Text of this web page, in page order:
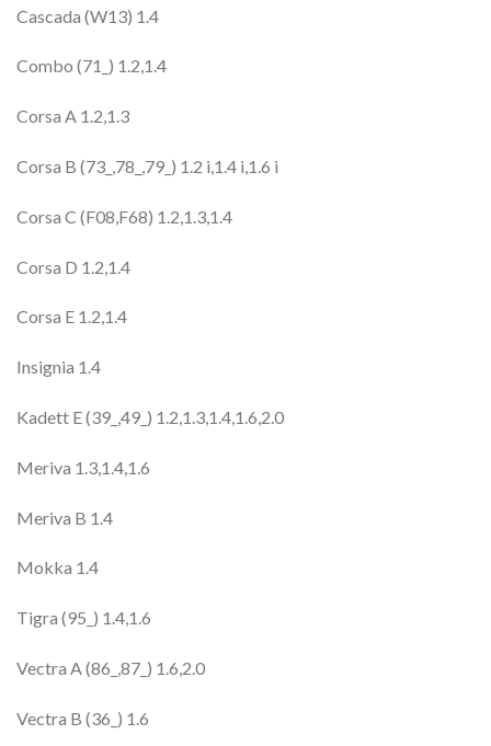
Cascada (W13) 1.4
Combo (71_) 1.2,1.4
Corsa A 1.2,1.3
Corsa B (73_,78_,79_) 1.2 i,1.4 i,1.6 i
Corsa C (F08,F68) 1.2,1.3,1.4
Corsa D 1.2,1.4
Corsa E 1.2,1.4
Insignia 1.4
Kadett E (39_,49_) 1.2,1.3,1.4,1.6,2.0
Meriva 1.3,1.4,1.6
Meriva B 1.4
Mokka 1.4
Tigra (95_) 1.4,1.6
Vectra A (86_,87_) 1.6,2.0
Vectra B (36_) 1.6